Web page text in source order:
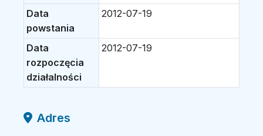
Data
powstania
2012-07-19
Data
rozpoczęcia
działalności
2012-07-19
Adres